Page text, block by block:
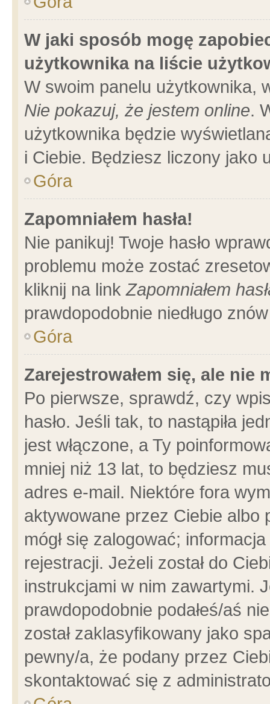
W jaki sposób mogę
użytkownika na liście
W swoim panelu użytkownika,
Nie pokazuj, że jestem online.
użytkownika będzie
i Ciebie. Będziesz liczony jako
Góra
Zapomniałem hasła!
Nie panikuj! Twoje hasło
problemu może zostać
kliknij na linkZapomniałem
prawdopodobnie niedługo
Góra
Zarejestrowałem się, ale nie
Po pierwsze, sprawdź, czy
hasło. Jeśli tak, to nastąpiła
jest włączone, a Ty
mniej niż 13 lat, to będziesz
adres e-mail. Niektóre fora
aktywowane przez Ciebie albo
mógł się zalogować;
rejestracji. Jeżeli został do
instrukcjami w nim zawartymi.
prawdopodobnie podałeś/aś
został zaklasyfikowany jako
pewny/a, że podany przez
skontaktować się z